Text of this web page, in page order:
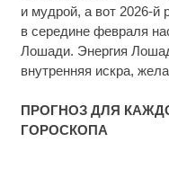
и мудрой, а вот 2026-й
в середине февраля
Лошади. Энергия
внутренняя искра,
ПРОГНОЗ ДЛЯ
ГОРОСКОПА